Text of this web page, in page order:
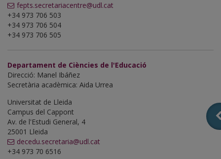
fepts.secretariacentre@udl.cat
+34 973 706 503
+34 973 706 504
+34 973 706 505
Departament de Ciències de l'Educació
Direcció: Manel Ibáñez
Secretària acadèmica: Aida Urrea
Universitat de Lleida
Campus del Cappont
Av. de l'Estudi General, 4
25001 Lleida
decedu.secretaria@udl.cat
+34 973 70 6516